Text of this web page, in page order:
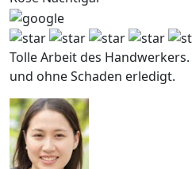
Tolle Arbeit des
und ohne Schaden erledigt.